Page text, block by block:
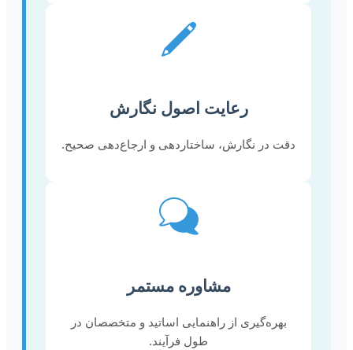
رعایت اصول نگارش
دقت در نگارش، ساختاردهی و ارجاع‌دهی صحیح.
مشاوره مستمر
بهره‌گیری از راهنمایی اساتید و متخصصان در
طول فرآیند.